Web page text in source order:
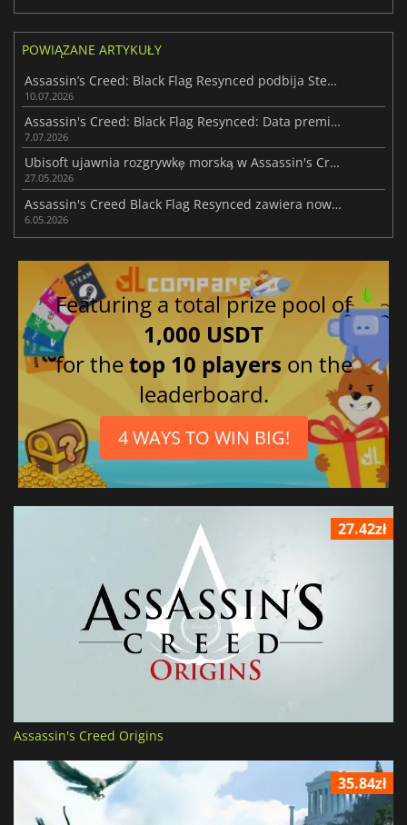
POWIĄZANE ARTYKUŁY
Assassin’s Creed: Black Flag Resynced podbija Steam
10.07.2026
Assassin's Creed: Black Flag Resynced: Data premiery i terminy pobierania
7.07.2026
Ubisoft ujawnia rozgrywkę morską w Assassin's Creed Black Flag Resynced
27.05.2026
Assassin's Creed Black Flag Resynced zawiera nowe systemy rozgrywki
6.05.2026
Featuring a total prize pool of
1,000 USDT
for thetop 10 players on the
leaderboard.
4 WAYS TO WIN BIG!
27.42zł
Assassin's Creed Origins
35.84zł